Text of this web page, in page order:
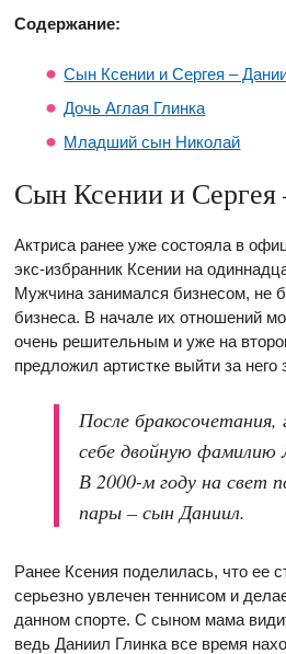
Содержание:
Сын Ксении и Сергея –
Дочь Аглая Глинка
Младший сын Николай
Сын Ксении и
Актриса ранее уже состояла в
экс-избранник Ксении на
Мужчина занимался бизнесом, не
бизнеса. В начале их отношений
очень решительным и уже на
предложил артистке выйти за него
После бракосочетания,
себе двойную фамилию
В 2000-м году на свет
пары – сын Даниил.
Ранее Ксения поделилась, что ее
серьезно увлечен теннисом и
данном спорте. С сыном мама
ведь Даниил Глинка все время